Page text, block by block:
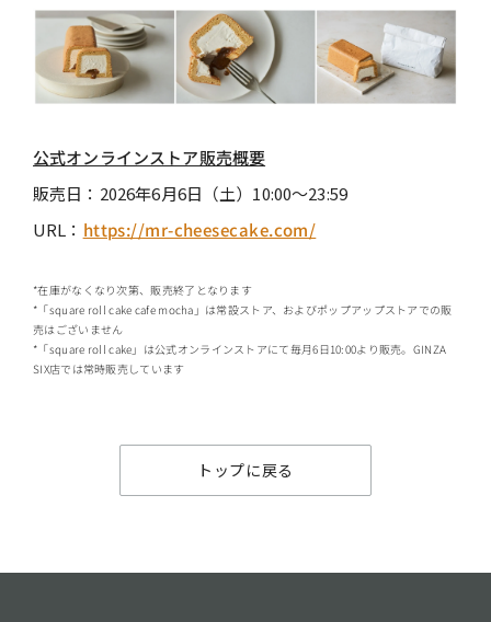
公式オンラインストア販売概要
販売日：2026年6月6日（土）10:00〜23:59
URL： https://mr-cheesecake.com/
*在庫がなくなり次第、販売終了となります
*「square roll cake cafe mocha」は常設ストア、およびポップアップストアでの販
売はございません
*「square roll cake」は公式オンラインストアにて毎月6日10:00より販売。GINZA
SIX店では常時販売しています
トップに戻る